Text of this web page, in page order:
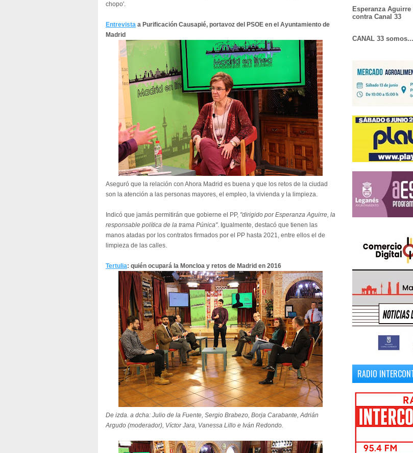
chopo'.
Entrevista a Purificación Causapié, portavoz del PSOE en el Ayuntamiento de
Madrid
Aseguró que la relación con Ahora Madrid es buena y que los retos de la ciudad
son la atención a las personas mayores, el empleo, la vivienda y la limpieza.
Indicó que jamás permitirán que gobierne el PP, "dirigido por Esperanza Aguirre, la
responsable política de la trama Púnica". Igualmente, destacó que tienen las
manos atadas por los contratos firmados por el PP hasta 2021, entre ellos el de
limpieza de las calles.
Tertulia: quién ocupará la Moncloa y retos de Madrid en 2016
De izda. a dcha: Julio de la Fuente, Sergio Brabezo, Borja Carabante, Adrián
Argudo (moderador), Víctor Jara, Vanessa Lillo e Iván Redondo.
Esperanza
contra Canal 33
CANAL 33 somos...
RADIO